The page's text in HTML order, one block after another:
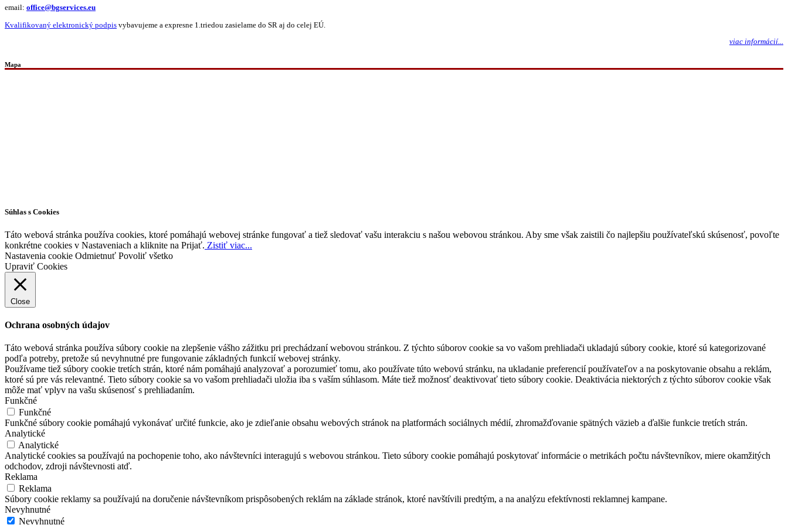
email: office@bgservices.eu
Kvalifikovaný elektronický podpis vybavujeme a expresne 1.triedou zasielame do SR aj do celej EÚ.
viac informácií...
Mapa
Súhlas s Cookies
Táto webová stránka používa cookies, ktoré pomáhajú webovej stránke fungovať a tiež sledovať vašu interakciu s našou webovou stránkou. Aby sme však zaistili čo najlepšiu používateľskú skúsenosť, povoľte
konkrétne cookies v Nastaveniach a kliknite na Prijať. Zistiť viac...
Nastavenia cookie Odmietnuť Povoliť všetko
Upraviť Cookies
Close
Ochrana osobných údajov
Táto webová stránka používa súbory cookie na zlepšenie vášho zážitku pri prechádzaní webovou stránkou. Z týchto súborov cookie sa vo vašom prehliadači ukladajú súbory cookie, ktoré sú kategorizované
podľa potreby, pretože sú nevyhnutné pre fungovanie základných funkcií webovej stránky.
Používame tiež súbory cookie tretích strán, ktoré nám pomáhajú analyzovať a porozumieť tomu, ako používate túto webovú stránku, na ukladanie preferencií používateľov a na poskytovanie obsahu a reklám,
ktoré sú pre vás relevantné. Tieto súbory cookie sa vo vašom prehliadači uložia iba s vaším súhlasom. Máte tiež možnosť deaktivovať tieto súbory cookie. Deaktivácia niektorých z týchto súborov cookie však
môže mať vplyv na vašu skúsenosť s prehliadaním.
Funkčné
Funkčné
Funkčné súbory cookie pomáhajú vykonávať určité funkcie, ako je zdieľanie obsahu webových stránok na platformách sociálnych médií, zhromažďovanie spätných väzieb a ďalšie funkcie tretích strán.
Analytické
Analytické
Analytické cookies sa používajú na pochopenie toho, ako návštevníci interagujú s webovou stránkou. Tieto súbory cookie pomáhajú poskytovať informácie o metrikách počtu návštevníkov, miere okamžitých
odchodov, zdroji návštevnosti atď.
Reklama
Reklama
Súbory cookie reklamy sa používajú na doručenie návštevníkom prispôsobených reklám na základe stránok, ktoré navštívili predtým, a na analýzu efektívnosti reklamnej kampane.
Nevyhnutné
Nevyhnutné